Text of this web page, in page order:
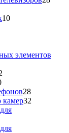
1010
элементов
40
товаров
2828
товаров
камер32
товара